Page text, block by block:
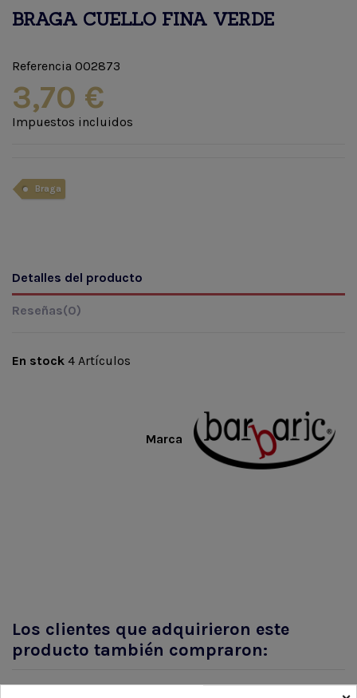
BRAGA CUELLO FINA VERDE
Referencia 002873
3,70 €
Impuestos incluidos
Braga
Detalles del producto
Reseñas(0)
Marca
En stock 4 Artículos
Los clientes que adquirieron este
producto también compraron: